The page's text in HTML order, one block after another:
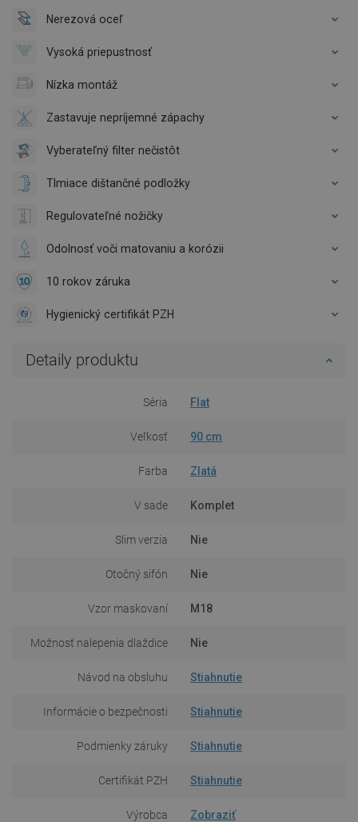
Nerezová oceľ
Vysoká priepustnosť
Nízka montáž
Zastavuje nepríjemné zápachy
Vyberateľný filter nečistôt
Tlmiace dištančné podložky
Regulovateľné nožičky
Odolnosť voči matovaniu a korózii
10 rokov záruka
Hygienický certifikát PZH
Detaily produktu
Séria Flat
Veľkosť 90 cm
Farba Zlatá
V sade Komplet
Slim verzia Nie
Otočný sifón Nie
Vzor maskovaní M18
Možnosť nalepenia dlaždice Nie
Návod na obsluhu Stiahnutie
Informácie o bezpečnosti Stiahnutie
Podmienky záruky Stiahnutie
Certifikát PZH Stiahnutie
Výrobca Zobraziť